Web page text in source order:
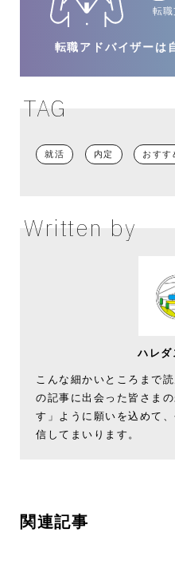
転職
転職アドバイザーは
TAG
就活 内定 おすす
Written by
ハレダ
こんな細かいところまで
の記事に出会った皆さま
す」ように願いを込めて
信してまいります。
関連記事